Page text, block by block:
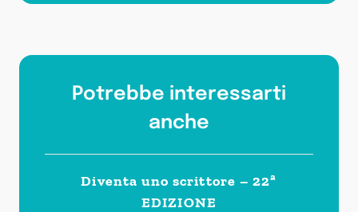
Potrebbe interessarti
anche
Diventa uno scrittore – 22ª
EDIZIONE